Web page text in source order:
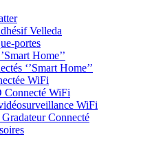
Velleda
portes
Home’’
‘’Smart Home’’
WiFi
Connecté WiFi
WiFi
Connecté